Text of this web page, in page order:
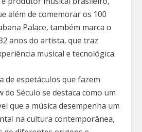
além de comemorar os 100
Palace, também marca o
anos do artista, que traz
musical e tecnológica.
de espetáculos que fazem
do Século se destaca como um
que a música desempenha um
na cultura contemporânea,